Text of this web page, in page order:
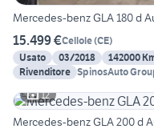
Mercedes-benz GLA 180 d
15.499 €Cellole(CE)
Usato
03/2018 142000
Rivenditore SpinosAuto
12
Mercedes-benz GLA 200 d